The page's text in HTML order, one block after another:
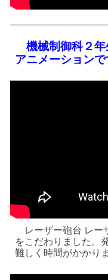
機械制御科２
アニメーションで
レーザー砲台 レー
をこだわりました。
難しく時間がかかり